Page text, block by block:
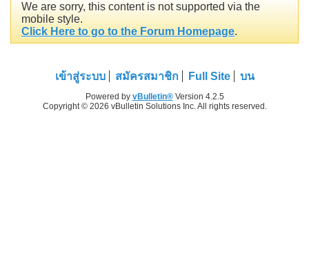
We are sorry, this content is not supported via the
mobile style.
Click Here to go to the Forum Homepage.
เข้าสู่ระบบ สมัครสมาชิก Full Site บน
Powered by vBulletin®Version 4.2.5
Copyright © 2026 vBulletin Solutions Inc. All rights reserved.